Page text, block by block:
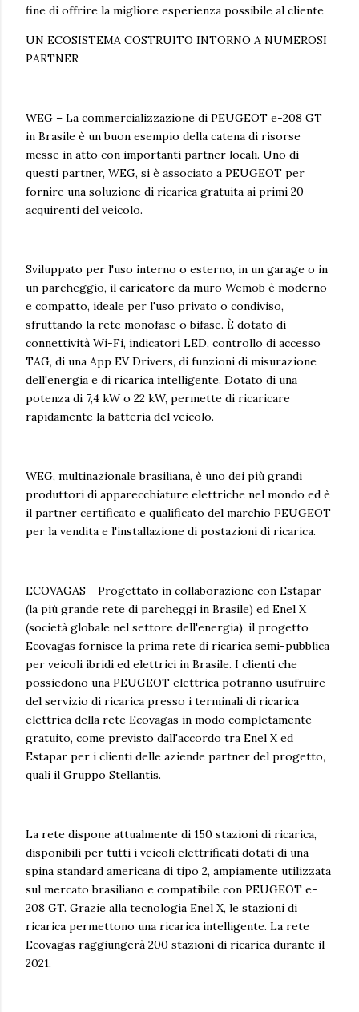
fine di offrire la migliore esperienza possibile al cliente
UN ECOSISTEMA COSTRUITO INTORNO A NUMEROSI
PARTNER
WEG – La commercializzazione di PEUGEOT e-208 GT
in Brasile è un buon esempio della catena di risorse
messe in atto con importanti partner locali. Uno di
questi partner, WEG, si è associato a PEUGEOT per
fornire una soluzione di ricarica gratuita ai primi 20
acquirenti del veicolo.
Sviluppato per l'uso interno o esterno, in un garage o in
un parcheggio, il caricatore da muro Wemob è moderno
e compatto, ideale per l'uso privato o condiviso,
sfruttando la rete monofase o bifase. È dotato di
connettività Wi-Fi, indicatori LED, controllo di accesso
TAG, di una App EV Drivers, di funzioni di misurazione
dell'energia e di ricarica intelligente. Dotato di una
potenza di 7,4 kW o 22 kW, permette di ricaricare
rapidamente la batteria del veicolo.
WEG, multinazionale brasiliana, è uno dei più grandi
produttori di apparecchiature elettriche nel mondo ed è
il partner certificato e qualificato del marchio PEUGEOT
per la vendita e l'installazione di postazioni di ricarica.
ECOVAGAS - Progettato in collaborazione con Estapar
(la più grande rete di parcheggi in Brasile) ed Enel X
(società globale nel settore dell'energia), il progetto
Ecovagas fornisce la prima rete di ricarica semi-pubblica
per veicoli ibridi ed elettrici in Brasile. I clienti che
possiedono una PEUGEOT elettrica potranno usufruire
del servizio di ricarica presso i terminali di ricarica
elettrica della rete Ecovagas in modo completamente
gratuito, come previsto dall'accordo tra Enel X ed
Estapar per i clienti delle aziende partner del progetto,
quali il Gruppo Stellantis.
La rete dispone attualmente di 150 stazioni di ricarica,
disponibili per tutti i veicoli elettrificati dotati di una
spina standard americana di tipo 2, ampiamente utilizzata
sul mercato brasiliano e compatibile con PEUGEOT e-
208 GT. Grazie alla tecnologia Enel X, le stazioni di
ricarica permettono una ricarica intelligente. La rete
Ecovagas raggiungerà 200 stazioni di ricarica durante il
2021.